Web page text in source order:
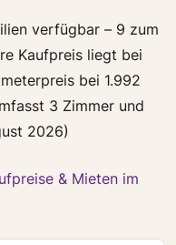
verfügbar – 9 zum
Kaufpreis liegt bei
bei 1.992
3 Zimmer und
2026)
& Mieten im